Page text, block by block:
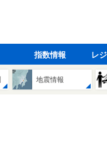
指数情報 レ
地震情報